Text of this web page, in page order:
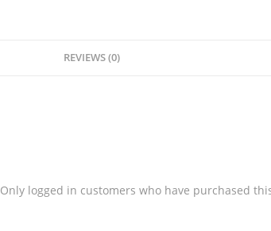
REVIEWS (0)
Only logged in customers who have purchased